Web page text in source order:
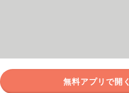
無料アプリで開く